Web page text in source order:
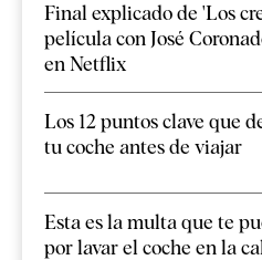
Final explicado de 'Los
película con José
en Netflix
Los 12 puntos clave que
tu coche antes de viajar
Esta es la multa que te
por lavar el coche en la